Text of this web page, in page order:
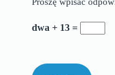
dwa + 13 =